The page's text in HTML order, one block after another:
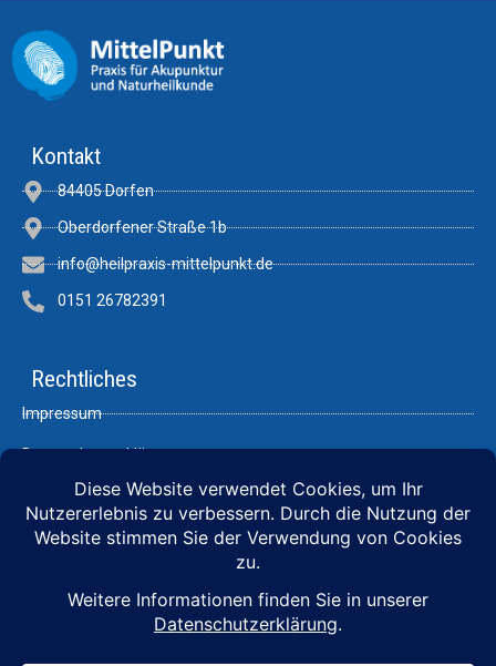
Kontakt
84405 Dorfen
Oberdorfener Straße 1b
info@heilpraxis-mittelpunkt.de
0151 26782391
Rechtliches
Impressum
Datenschutzerklärung
Links
Mikroimmuntherapie
Hormon Selbsthilfe